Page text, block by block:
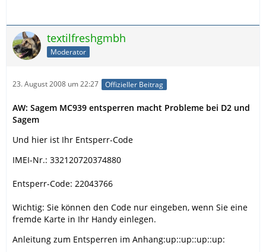
textilfreshgmbh
Moderator
23. August 2008 um 22:27 Offizieller Beitrag
AW: Sagem MC939 entsperren macht Probleme bei D2 und
Sagem
Und hier ist Ihr Entsperr-Code
IMEI-Nr.: 332120720374880
Entsperr-Code: 22043766
Wichtig: Sie können den Code nur eingeben, wenn Sie eine
fremde Karte in Ihr Handy einlegen.
Anleitung zum Entsperren im Anhang:up::up::up::up: